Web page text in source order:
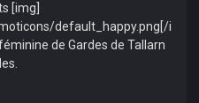
[img]
default_happy.png[/i
de Gardes de Tallarn